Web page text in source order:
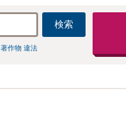
検索
著作物 違法